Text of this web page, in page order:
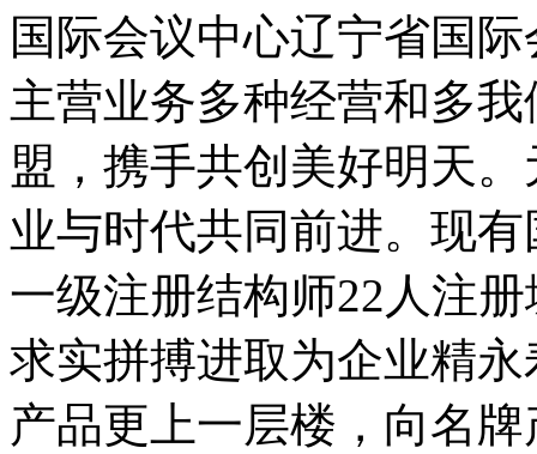
国际会议中心辽宁省国
主营业务多种经营和多
盟，携手共创美好明天
业与时代共同前进。现
一级注册结构师22人注
求实拼搏进取为企业精
产品更上一层楼，向名